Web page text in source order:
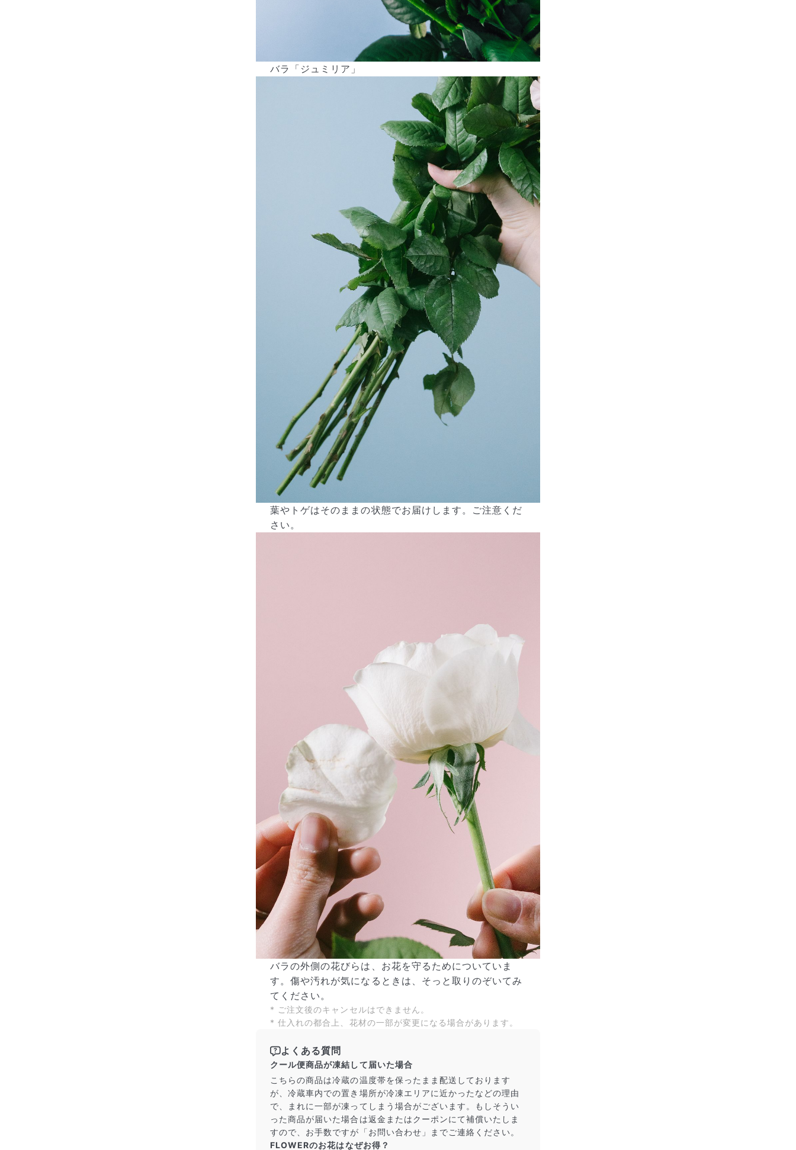
商品ページに掲載している写真は、実際にお届けする商品を撮
影したものです。お花は生き物なので、どうしても色味やサイ
ズ・咲き方に個体差はありますが、できるだけ写真のイメージ
に近いものをお届けできるように人の目でチェックをしていま
よくある質問
Q. 毎月自動でお花が届くサービスですか？
いいえ、毎月自動でお届けするサービスではありません。好きな時
に好きな花をご注文いただけます。
Q. 配送できないエリアはありますか？
ただいま沖縄・離島エリアへの配送には対応しておりません。ご了
Q. 配送日時は指定できますか？
お花をベストなタイミングで発送しているため、お届け日の指定は
できません。受け取り時間帯は、発送後にクロネコヤマトのアプリ
から変更可能です。
Q. 注文後にキャンセルできますか？
ご注文後一定時間内であればキャンセル可能です。
バラ「ジュミリア」
葉やトゲはそのままの状態でお届けします。ご注意くだ
さい。
バラの外側の花びらは、お花を守るためについていま
す。傷や汚れが気になるときは、そっと取りのぞいてみ
てください。
* ご注文後のキャンセルはできません。
* 仕入れの都合上、花材の一部が変更になる場合があります。
よくある質問
クール便商品が凍結して届いた場合
こちらの商品は冷蔵の温度帯を保ったまま配送しております
が、冷蔵車内での置き場所が冷凍エリアに近かったなどの理由
で、まれに一部が凍ってしまう場合がございます。もしそうい
った商品が届いた場合は返金またはクーポンにて補償いたしま
すので、お手数ですが「お問い合わせ」までご連絡ください。
FLOWERのお花はなぜお得？